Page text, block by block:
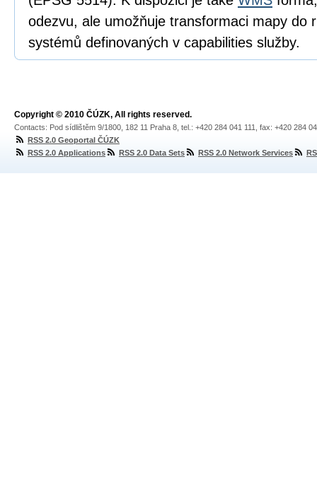
odezvu, ale umožňuje transformaci mapy do
systémů definovaných v capabilities služby.
Copyright © 2010 ČÚZK, All rights reserved.
Contacts: Pod sídlištěm 9/1800, 182 11 Praha 8, tel.: +420 284 041 111, fax: +420 284
RSS 2.0 Geoportal ČÚZK
RSS 2.0 Applications
RSS 2.0 Data Sets RSS 2.0 Network Services